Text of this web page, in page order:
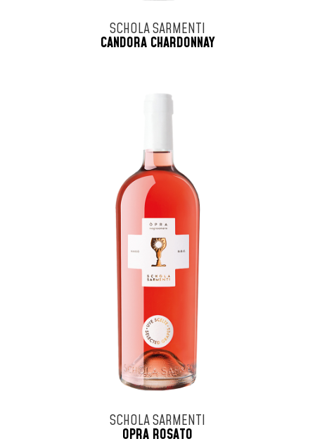
SCHOLA SARMENTI
CANDORA CHARDONNAY
SCHOLA SARMENTI
OPRA ROSATO